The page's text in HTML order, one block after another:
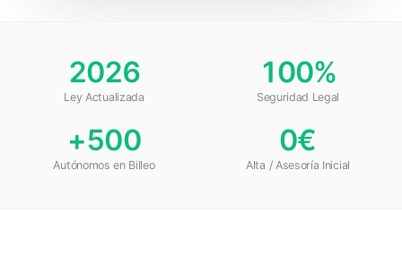
2026
Ley Actualizada
100%
Seguridad Legal
+500
Autónomos en Billeo
0€
Alta / Asesoría Inicial